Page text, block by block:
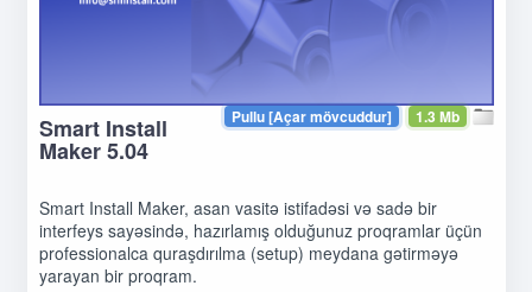
1.3 Mb
Pullu [Açar mövcuddur]
Smart Install
Maker 5.04
Smart Install Maker, asan vasitə istifadəsi və sadə bir
interfeys sayəsində, hazırlamış olduğunuz proqramlar üçün
professionalca quraşdırılma (setup) meydana gətirməyə
yarayan bir proqram.